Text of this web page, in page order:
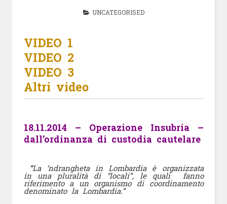
UNCATEGORISED
VIDEO 1
VIDEO 2
VIDEO 3
Altri video
18.11.2014 – Operazione Insubria –
dall’ordinanza di custodia cautelare
“La ‘ndrangheta in Lombardia è organizzata
in una pluralità di “locali”, le quali fanno
riferimento a un organismo di coordinamento
denominato la Lombardia.”